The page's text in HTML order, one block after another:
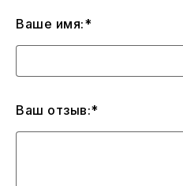
Ваше имя:*
Ваш отзыв:*